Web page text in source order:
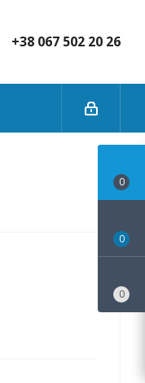
+38 067 502 20 26
0
0
0